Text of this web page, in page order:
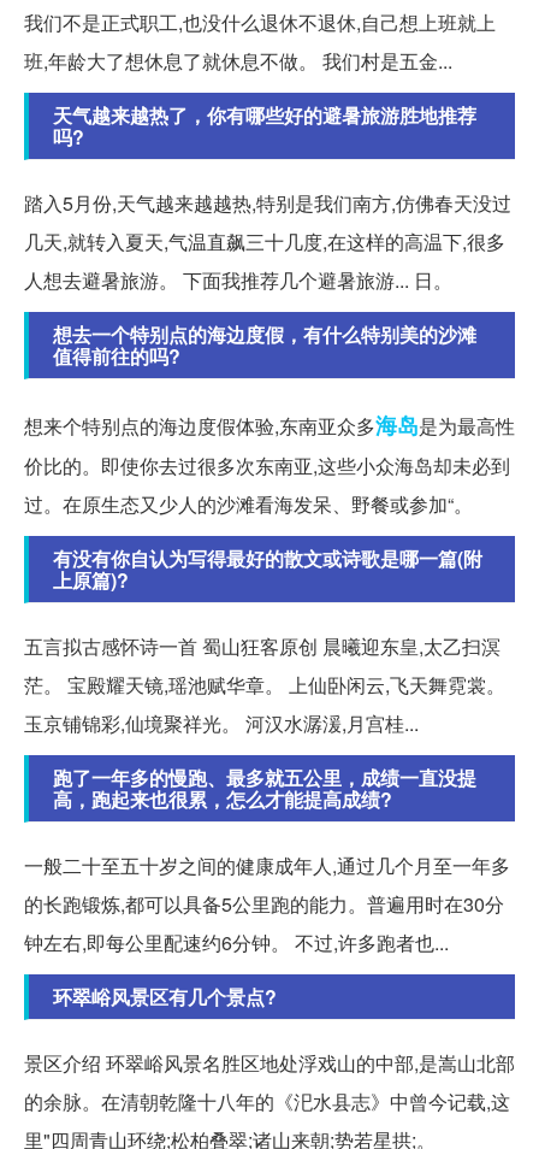
我们不是正式职工,也没什么退休不退休,自己想上班就上
班,年龄大了想休息了就休息不做。 我们村是五金...
天气越来越热了，你有哪些好的避暑旅游胜地推荐
吗?
踏入5月份,天气越来越越热,特别是我们南方,仿佛春天没过
几天,就转入夏天,气温直飙三十几度,在这样的高温下,很多
人想去避暑旅游。 下面我推荐几个避暑旅游... 日。
想去一个特别点的海边度假，有什么特别美的沙滩
值得前往的吗?
想来个特别点的海边度假体验,东南亚众多海岛是为最高性
价比的。即使你去过很多次东南亚,这些小众海岛却未必到
过。在原生态又少人的沙滩看海发呆、野餐或参加“。
有没有你自认为写得最好的散文或诗歌是哪一篇(附
上原篇)?
五言拟古感怀诗一首 蜀山狂客原创 晨曦迎东皇,太乙扫溟
茫。 宝殿耀天镜,瑶池赋华章。 上仙卧闲云,飞天舞霓裳。
玉京铺锦彩,仙境聚祥光。 河汉水潺湲,月宫桂...
跑了一年多的慢跑、最多就五公里，成绩一直没提
高，跑起来也很累，怎么才能提高成绩?
一般二十至五十岁之间的健康成年人,通过几个月至一年多
的长跑锻炼,都可以具备5公里跑的能力。普遍用时在30分
钟左右,即每公里配速约6分钟。 不过,许多跑者也...
环翠峪风景区有几个景点?
景区介绍 环翠峪风景名胜区地处浮戏山的中部,是嵩山北部
的余脉。在清朝乾隆十八年的《汜水县志》中曾今记载,这
里"四周青山环绕;松柏叠翠;诸山来朝;势若星拱;。